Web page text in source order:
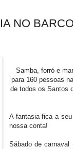
NO
Samba, forró e
para 160 pessoas
de todos os Santos
A fantasia fica a
nossa conta!
Sábado de carnaval